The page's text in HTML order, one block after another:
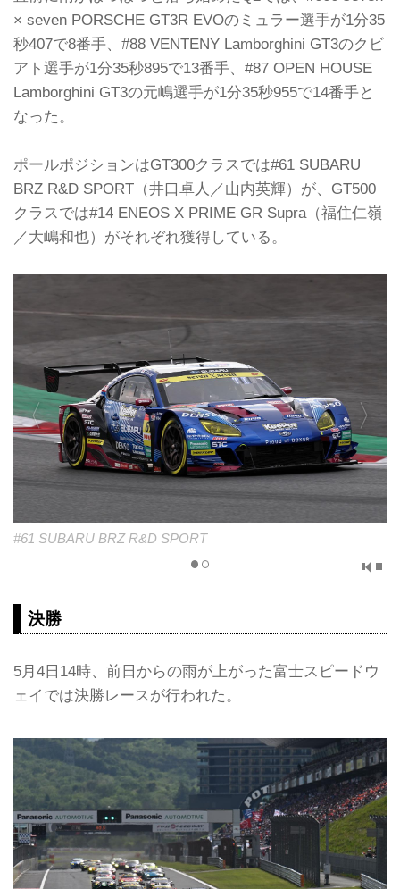
× seven PORSCHE GT3R EVOのミュラー選手が1分35
秒407で8番手、#88 VENTENY Lamborghini GT3のクビ
アト選手が1分35秒895で13番手、#87 OPEN HOUSE
Lamborghini GT3の元嶋選手が1分35秒955で14番手と
なった。
ポールポジションはGT300クラスでは#61 SUBARU
BRZ R&D SPORT（井口卓人／山内英輝）が、GT500
クラスでは#14 ENEOS X PRIME GR Supra（福住仁嶺
／大嶋和也）がそれぞれ獲得している。
#61 SUBARU BRZ R&D SPORT
決勝
5月4日14時、前日からの雨が上がった富士スピードウ
ェイでは決勝レースが行われた。